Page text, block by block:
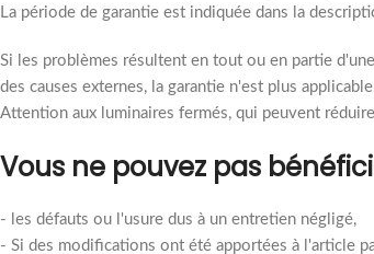
La période de garantie est indiquée dans la
Si les problèmes résultent en tout ou en partie
des causes externes, la garantie n'est plus
Attention aux luminaires fermés, qui peuvent
Vous ne pouvez pas
- les défauts ou l'usure dus à un entretien négligé,
- Si des modifications ont été apportées à l'article